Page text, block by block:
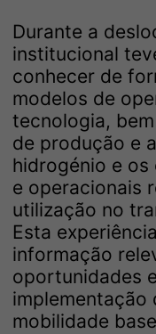
Durante a
institucional
conhecer de
modelos de
tecnologia,
de produção e
hidrogénio e
e operacionais
utilização no
Esta
informação
oportunidades
implementação
mobilidade